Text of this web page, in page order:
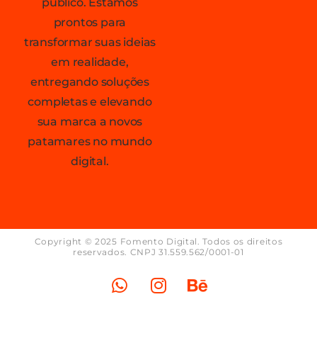
prontos para
transformar suas ideias
em realidade,
entregando soluções
completas e elevando
sua marca a novos
patamares no mundo
digital.
Copyright © 2025 Fomento Digital. Todos os direitos
reservados. CNPJ 31.559.562/0001-01